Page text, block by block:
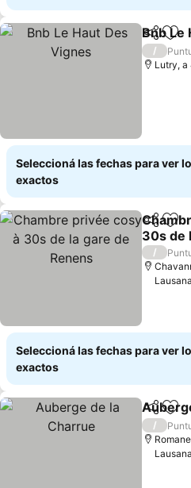
Bnb Le
/
Lutry, a
Seleccioná las fechas para ver
exactos
30s de
/
Lausana
Seleccioná las fechas para ver
exactos
/
Lausana